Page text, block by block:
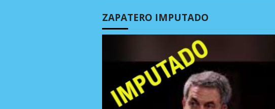
ZAPATERO IMPUTADO